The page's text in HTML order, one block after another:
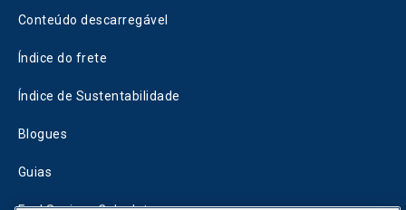
Conteúdo descarregável
Índice do frete
Índice de Sustentabilidade
Blogues
Guias